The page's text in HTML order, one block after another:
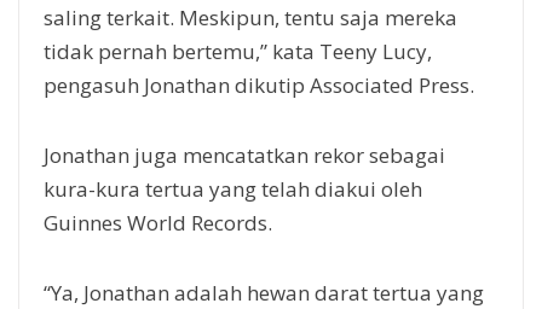
saling terkait. Meskipun, tentu saja mereka
tidak pernah bertemu,” kata Teeny Lucy,
pengasuh Jonathan dikutip Associated Press.
Jonathan juga mencatatkan rekor sebagai
kura-kura tertua yang telah diakui oleh
Guinnes World Records.
“Ya, Jonathan adalah hewan darat tertua yang